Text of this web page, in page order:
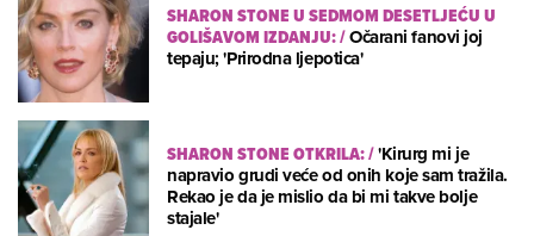
SHARON STONE U SEDMOM DESETLJEĆU U
GOLIŠAVOM IZDANJU:/Očarani fanovi joj
tepaju; 'Prirodna ljepotica'
SHARON STONE OTKRILA:/'Kirurg mi je
napravio grudi veće od onih koje sam tražila.
Rekao je da je mislio da bi mi takve bolje
stajale'